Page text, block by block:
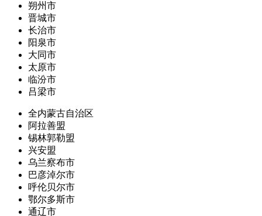
朔州市
晋城市
长治市
阳泉市
大同市
太原市
临汾市
吕梁市
全内蒙古自治区
阿拉善盟
锡林郭勒盟
兴安盟
乌兰察布市
巴彦淖尔市
呼伦贝尔市
鄂尔多斯市
通辽市